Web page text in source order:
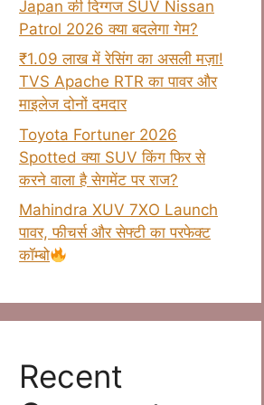
Japan की दिग्गज SUV Nissan
Patrol 2026 क्या बदलेगा गेम?
₹1.09 लाख में रेसिंग का असली मज़ा!
TVS Apache RTR का पावर और
माइलेज दोनों दमदार
Toyota Fortuner 2026
Spotted क्या SUV किंग फिर से
करने वाला है सेगमेंट पर राज?
Mahindra XUV 7XO Launch
पावर, फीचर्स और सेफ्टी का परफेक्ट
कॉम्बो
Recent